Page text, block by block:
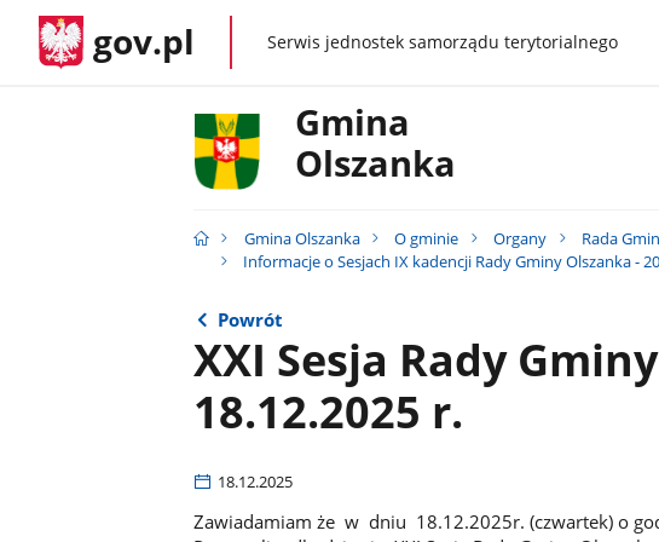
gov.pl gov.plSerwis jednostek samorządu terytorialnego
Gmina
Olszanka
Gmina Olszanka O gminie Organy Rada
Informacje o Sesjach IX kadencji Rady Gminy Olszanka -
Powrót
XXI Sesja Rady
18.12.2025 r.
18.12.2025
Zawiadamiam że w dniu 18.12.2025r. (czwartek) o